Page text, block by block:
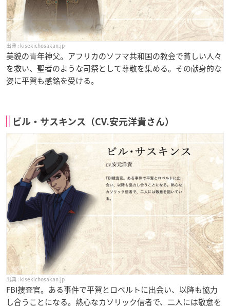
kisekichosakan.jp
美貌の青年神父。アフリカのソフマ共和国の教会で貧しい人々
を救い、聖者のような司祭として尊敬を集める。その献身的な
姿に平賀も感銘を受ける。
ビル・サスキンス（CV.安元洋貴さん）
kisekichosakan.jp
FBI捜査官。ある事件で平賀とロベルトに出会い、以降も協力
し合うことになる。熱心なカソリック信者で、二人には敬意を